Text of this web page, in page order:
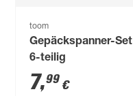
toom
Gepäckspanner-Set
6-teilig
7,99 €